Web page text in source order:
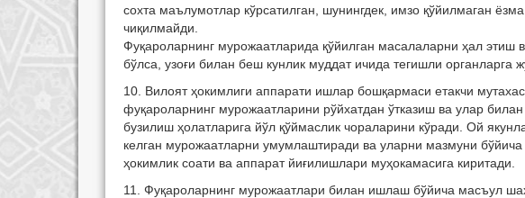
сохта маълумотлар кўрсатилган, шунингдек, имзо қўйилмаган
чиқилмайди.
Фуқароларнинг мурожаатларида қўйилган масалаларни ҳал этиш
бўлса, узоғи билан беш кунлик муддат ичида тегишли органларга
10. Вилоят ҳокимлиги аппарати ишлар бошқармаси етакчи
фуқароларнинг мурожаатларини рўйхатдан ўтказиш ва улар
бузилиш ҳолатларига йўл қўймаслик чораларини кўради. Ой
келган мурожаатларни умумлаштиради ва уларни мазмуни
ҳокимлик соати ва аппарат йиғилишлари муҳокамасига киритади.
11. Фуқароларнинг мурожаатлари билан ишлаш бўйича масъул